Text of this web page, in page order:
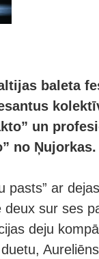
baleta
un
no Ņujorkas.
pasts” ar
sur ses
deju